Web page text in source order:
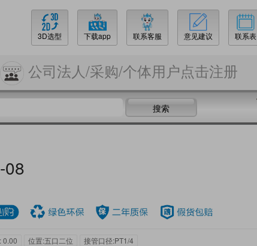
3D选型
下载app 联系客服 意见建议 联系表
公司法人/采购/个体用户点击注册
搜索
08
0.00 位置:五口二位 接管口径:PT1/4